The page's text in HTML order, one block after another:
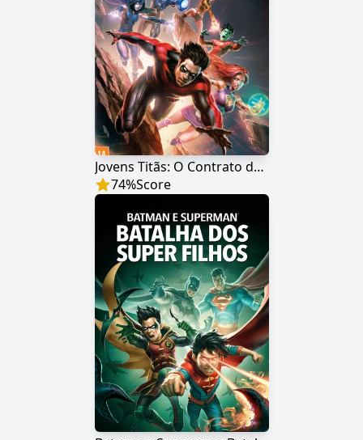
Jovens Titãs: O Contrato de Judas
74%Score